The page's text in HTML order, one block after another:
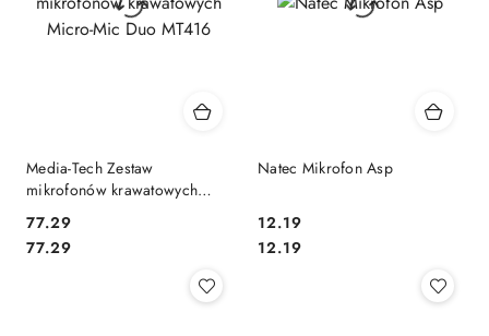
Media-Tech Zestaw
mikrofonów krawatowych
Cena:
77.29
Cena:
77.29
Natec Mikrofon Asp
Cena:
12.19
Cena:
12.19